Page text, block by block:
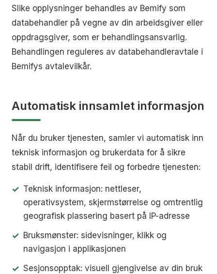
Slike opplysninger behandles av Bemify som
databehandler på vegne av din arbeidsgiver eller
oppdragsgiver, som er behandlingsansvarlig.
Behandlingen reguleres av databehandleravtale i
Bemifys avtalevilkår.
Automatisk innsamlet informasjon
Når du bruker tjenesten, samler vi automatisk inn
teknisk informasjon og brukerdata for å sikre
stabil drift, identifisere feil og forbedre tjenesten:
Teknisk informasjon: nettleser,
operativsystem, skjermstørrelse og omtrentlig
geografisk plassering basert på IP-adresse
Bruksmønster: sidevisninger, klikk og
navigasjon i applikasjonen
Sesjonsopptak: visuell gjengivelse av din bruk